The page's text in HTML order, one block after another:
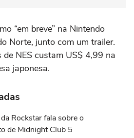
“em breve” na Nintendo
Norte, junto com um trailer.
de NES custam US$ 4,99 na
japonesa.
Rockstar fala sobre o
de Midnight Club 5